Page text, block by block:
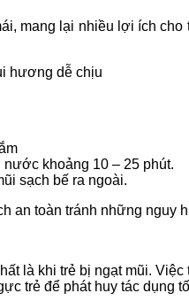
mang lại nhiều lợi ích
hương dễ chịu
khoảng 10 – 25 phút.
sạch bế ra ngoài.
an toàn tránh những nguy
là khi trẻ bị ngạt mũi.
trẻ để phát huy tác dụng